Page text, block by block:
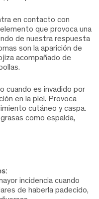
en contacto con
que provoca una
de nuestra respuesta
son la aparición de
acompañado de
cuando es invadido por
en la piel. Provoca
cutáneo y caspa.
como espalda,
incidencia cuando
de haberla padecido,